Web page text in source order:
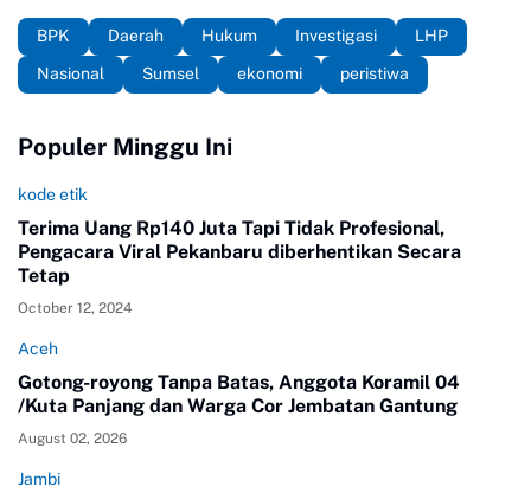
BPK Daerah Hukum Investigasi
LHP
Nasional
Sumsel ekonomi peristiwa
Populer Minggu Ini
kode etik
Terima Uang Rp140 Juta Tapi Tidak Profesional,
Pengacara Viral Pekanbaru diberhentikan Secara
Tetap
October 12, 2024
Aceh
Gotong-royong Tanpa Batas, Anggota Koramil 04
/Kuta Panjang dan Warga Cor Jembatan Gantung
August 02, 2026
Jambi